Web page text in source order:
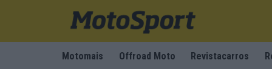
Motomais Offroad Moto Revistacarros